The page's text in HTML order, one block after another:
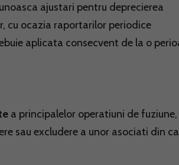
ajustari pentru deprecierea
cu ocazia raportarilor periodice
aplicata consecvent de la o
a principalelor operatiuni de fuziune,
sau excludere a unor asociati din